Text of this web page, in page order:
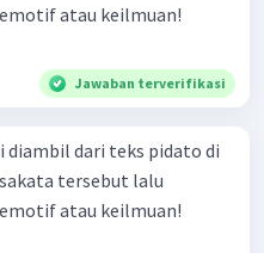
atau keilmuan!
Jawaban terverifikasi
dari teks pidato di
tersebut lalu
atau keilmuan!